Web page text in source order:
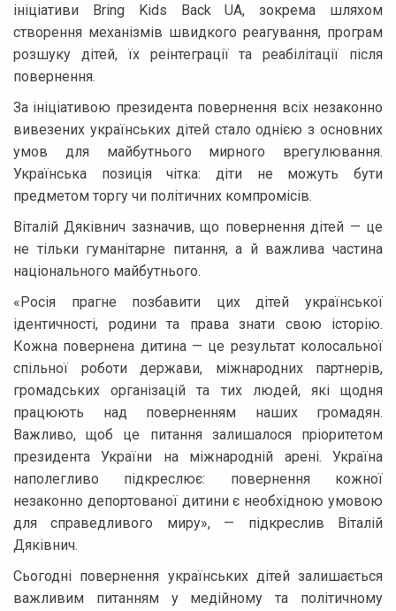
ініціативи Bring Kids Back UA, зокрема шляхом
створення механізмів швидкого реагування, програм
розшуку дітей, їх реінтеграції та реабілітації після
повернення.
За ініціативою президента повернення всіх незаконно
вивезених українських дітей стало однією з основних
умов для майбутнього мирного врегулювання.
Українська позиція чітка: діти не можуть бути
предметом торгу чи політичних компромісів.
Віталій Дяківнич зазначив, що повернення дітей — це
не тільки гуманітарне питання, а й важлива частина
національного майбутнього.
«Росія прагне позбавити цих дітей української
ідентичності, родини та права знати свою історію.
Кожна повернена дитина — це результат колосальної
спільної роботи держави, міжнародних партнерів,
громадських організацій та тих людей, які щодня
працюють над поверненням наших громадян.
Важливо, щоб це питання залишалося пріоритетом
президента України на міжнародній арені. Україна
наполегливо підкреслює: повернення кожної
незаконно депортованої дитини є необхідною умовою
для справедливого миру», — підкреслив Віталій
Дяківнич.
Сьогодні повернення українських дітей залишається
важливим питанням у медійному та політичному